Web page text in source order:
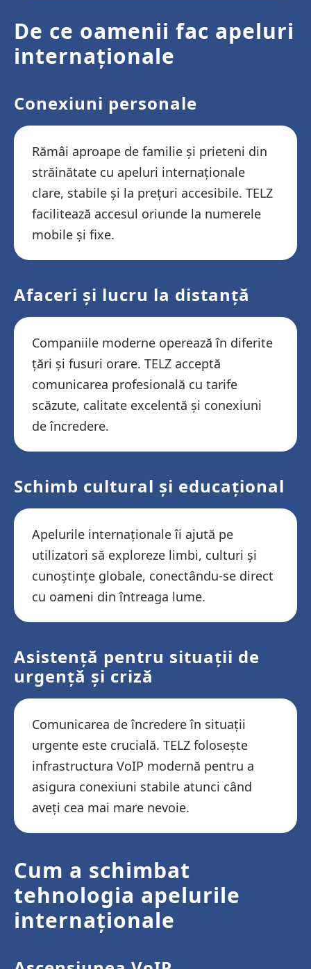
De ce oamenii fac apeluri
internaționale
Conexiuni personale
Rămâi aproape de familie și prieteni din
străinătate cu apeluri internaționale
clare, stabile și la prețuri accesibile. TELZ
facilitează accesul oriunde la numerele
mobile și fixe.
Afaceri și lucru la distanță
Companiile moderne operează în diferite
țări și fusuri orare. TELZ acceptă
comunicarea profesională cu tarife
scăzute, calitate excelentă și conexiuni
de încredere.
Schimb cultural și educațional
Apelurile internaționale îi ajută pe
utilizatori să exploreze limbi, culturi și
cunoștințe globale, conectându-se direct
cu oameni din întreaga lume.
Asistență pentru situații de
urgență și criză
Comunicarea de încredere în situații
urgente este crucială. TELZ folosește
infrastructura VoIP modernă pentru a
asigura conexiuni stabile atunci când
aveți cea mai mare nevoie.
Cum a schimbat
tehnologia apelurile
internaționale